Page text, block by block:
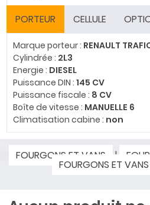
PORTEUR CELLULE
Marque porteur : RENAULT
Cylindrée : 2L3
Energie : DIESEL
Puissance DIN :145 CV
Puissance fiscale : 8 CV
Boîte de vitesse : MANUELLE 6
Climatisation cabine : non
FOURGONS ET VANS |
FOURGONS ET